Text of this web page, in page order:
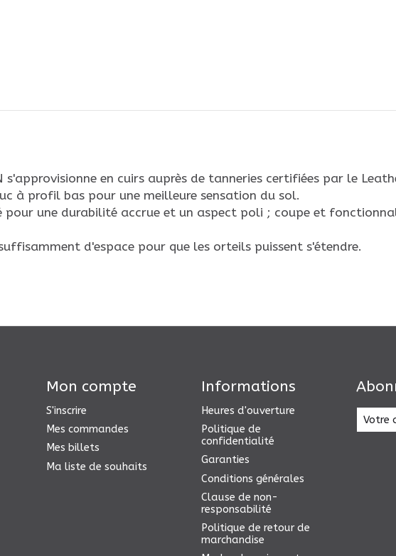
s'approvisionne en cuirs auprès de tanneries certifiées par le
à profil bas pour une meilleure sensation du sol.
pour une durabilité accrue et un aspect poli ; coupe et
d'espace pour que les orteils puissent s'étendre.
Mon compte
S'inscrire
Mes commandes
Mes billets
Ma liste de souhaits
Informations
Heures d'ouverture
Politique de
confidentialité
Garanties
Conditions générales
Clause de non-
responsabilité
Politique de retour de
marchandise